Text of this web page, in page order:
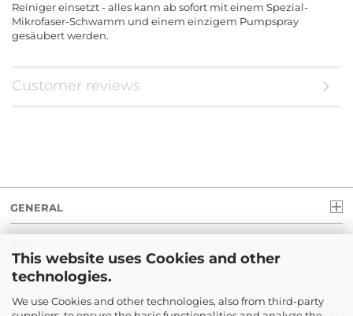
This website uses Cookies and other
technologies.
We use Cookies and other technologies, also from third-party
Reiniger einsetzt - alles kann ab sofort mit einem Spezial-
Mikrofaser-Schwamm und einem einzigem Pumpspray
gesäubert werden.
Customer reviews
GENERAL
LEGAL